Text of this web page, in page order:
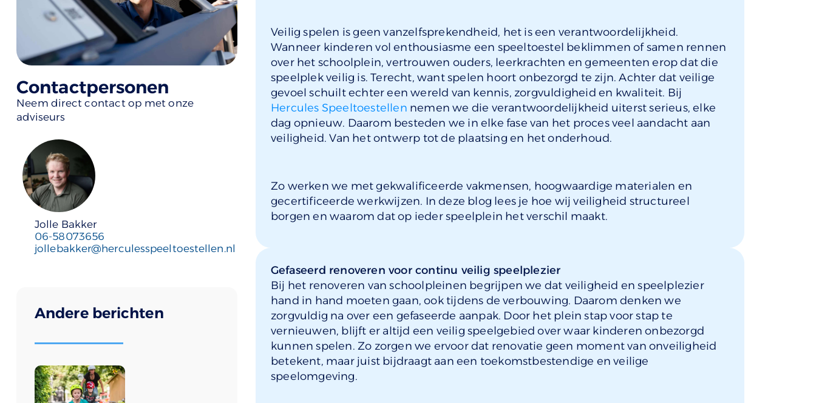
Contactpersonen
Neem direct contact op met onze
adviseurs
Jolle Bakker
06-58073656
jollebakker@herculesspeeltoestellen.nl
Andere berichten
Veilig spelen is geen vanzelfsprekendheid, het is een verantwoordelijkheid.
Wanneer kinderen vol enthousiasme een speeltoestel beklimmen of samen rennen
over het schoolplein, vertrouwen ouders, leerkrachten en gemeenten erop dat die
speelplek veilig is. Terecht, want spelen hoort onbezorgd te zijn. Achter dat veilige
gevoel schuilt echter een wereld van kennis, zorgvuldigheid en kwaliteit. Bij
Hercules Speeltoestellen nemen we die verantwoordelijkheid uiterst serieus, elke
dag opnieuw. Daarom besteden we in elke fase van het proces veel aandacht aan
veiligheid. Van het ontwerp tot de plaatsing en het onderhoud.
Zo werken we met gekwalificeerde vakmensen, hoogwaardige materialen en
gecertificeerde werkwijzen. In deze blog lees je hoe wij veiligheid structureel
borgen en waarom dat op ieder speelplein het verschil maakt.
Gefaseerd renoveren voor continu veilig speelplezier
Bij het renoveren van schoolpleinen begrijpen we dat veiligheid en speelplezier
hand in hand moeten gaan, ook tijdens de verbouwing. Daarom denken we
zorgvuldig na over een gefaseerde aanpak. Door het plein stap voor stap te
vernieuwen, blijft er altijd een veilig speelgebied over waar kinderen onbezorgd
kunnen spelen. Zo zorgen we ervoor dat renovatie geen moment van onveiligheid
betekent, maar juist bijdraagt aan een toekomstbestendige en veilige
speelomgeving.